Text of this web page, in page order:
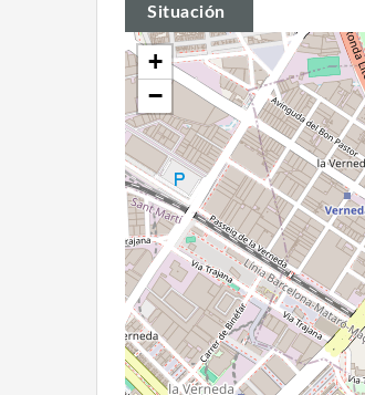
Situación
+
−